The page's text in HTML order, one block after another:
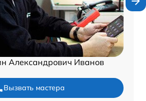
Александрович Иванов
Вызвать мастера